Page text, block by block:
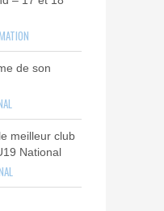
de son
meilleur club
National